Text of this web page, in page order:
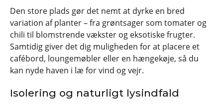
Den store plads gør det nemt at dyrke en bred
variation af planter – fra grøntsager som tomater og
chili til blomstrende vækster og eksotiske frugter.
Samtidig giver det dig muligheden for at placere et
cafébord, loungemøbler eller en hængekøje, så du
kan nyde haven i læ for vind og vejr.
Isolering og naturligt lysindfald